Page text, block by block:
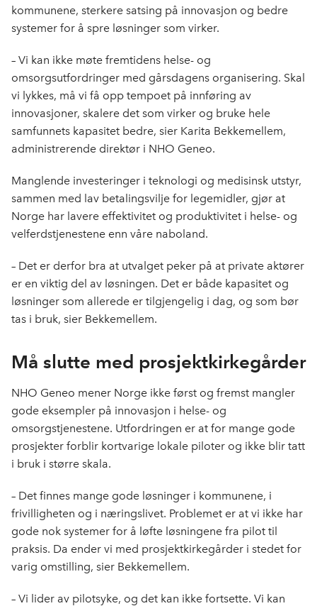
kommunene, sterkere satsing på innovasjon og bedre
systemer for å spre løsninger som virker.
– Vi kan ikke møte fremtidens helse- og
omsorgsutfordringer med gårsdagens organisering. Skal
vi lykkes, må vi få opp tempoet på innføring av
innovasjoner, skalere det som virker og bruke hele
samfunnets kapasitet bedre, sier Karita Bekkemellem,
administrerende direktør i NHO Geneo.
Manglende investeringer i teknologi og medisinsk utstyr,
sammen med lav betalingsvilje for legemidler, gjør at
Norge har lavere effektivitet og produktivitet i helse- og
velferdstjenestene enn våre naboland.
– Det er derfor bra at utvalget peker på at private aktører
er en viktig del av løsningen. Det er både kapasitet og
løsninger som allerede er tilgjengelig i dag, og som bør
tas i bruk, sier Bekkemellem.
Må slutte med prosjektkirkegårder
NHO Geneo mener Norge ikke først og fremst mangler
gode eksempler på innovasjon i helse- og
omsorgstjenestene. Utfordringen er at for mange gode
prosjekter forblir kortvarige lokale piloter og ikke blir tatt
i bruk i større skala.
– Det finnes mange gode løsninger i kommunene, i
frivilligheten og i næringslivet. Problemet er at vi ikke har
gode nok systemer for å løfte løsningene fra pilot til
praksis. Da ender vi med prosjektkirkegårder i stedet for
varig omstilling, sier Bekkemellem.
– Vi lider av pilotsyke, og det kan ikke fortsette. Vi kan